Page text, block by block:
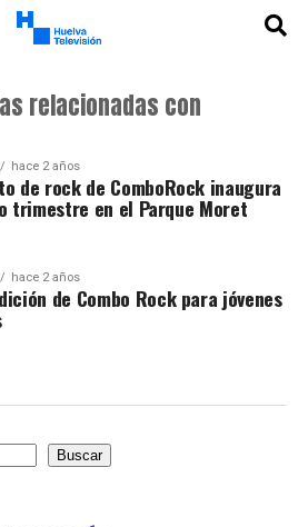
relacionadas con
hace 2 años
de rock de ComboRock inaugura
trimestre en el Parque Moret
hace 2 años
de Combo Rock para jóvenes
Buscar